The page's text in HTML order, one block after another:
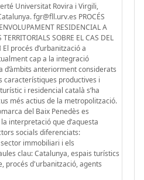
Universitat Rovira i Virgili,
fgr@fll.urv.es PROCÉS
RESIDENCIAL A
TERRITORIALS SOBRE EL CAS DEL
El procés d’urbanització a
cap a la integració
anteriorment considerats
característiques productives i
i residencial català s’ha
més actius de la metropolització.
del Baix Penedès es
interpretació que d’aquesta
socials diferenciats:
immobiliari i els
clau: Catalunya, espais turístics
procés d'urbanització, agents